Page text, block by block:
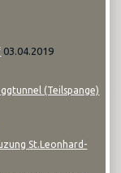
03.04.2019
(Teilspange)
St.Leonhard-